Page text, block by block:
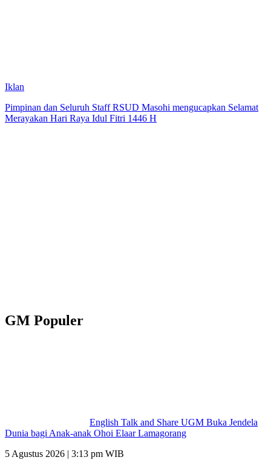
Iklan
Pimpinan dan Seluruh Staff RSUD Masohi mengucapkan Selamat
Merayakan Hari Raya Idul Fitri 1446 H
GM Populer
English Talk and Share UGM Buka Jendela
Dunia bagi Anak-anak Ohoi Elaar Lamagorang
5 Agustus 2026 | 3:13 pm WIB